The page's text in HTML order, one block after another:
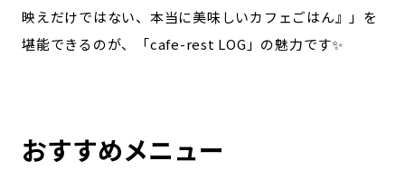
映えだけではない、本当に美味しいカフェごはん』」を
堪能できるのが、「cafe-rest LOG」の魅力です✨
おすすめメニュー